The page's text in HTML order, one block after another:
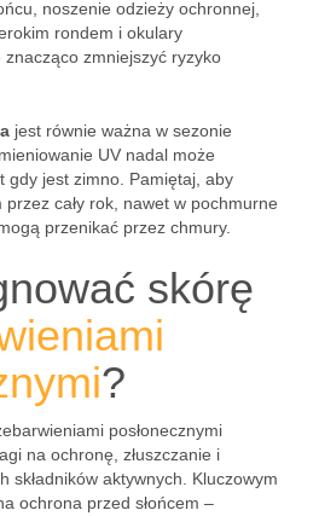
noszenie odzieży ochronnej,
rondem i okulary
znacząco zmniejszyć ryzyko
jest równie ważna w sezonie
UV nadal może
gdy jest zimno. Pamiętaj, aby
cały rok, nawet w pochmurne
przenikać przez chmury.
skórę
?
posłonecznymi
na ochronę, złuszczanie i
składników aktywnych. Kluczowym
ochrona przed słońcem –